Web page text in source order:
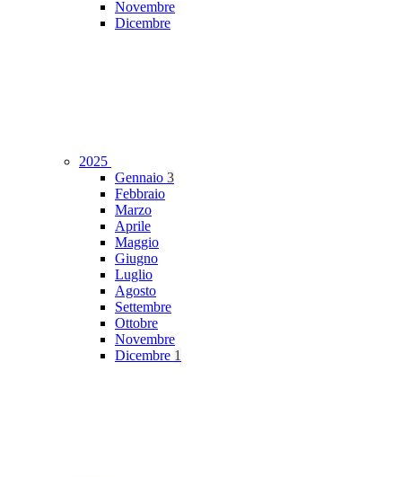
Novembre
Dicembre
2025
Gennaio 3
Febbraio
Marzo
Aprile
Maggio
Giugno
Luglio
Agosto
Settembre
Ottobre
Novembre
Dicembre 1